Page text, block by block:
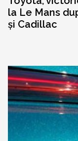
la Le Mans
și Cadillac